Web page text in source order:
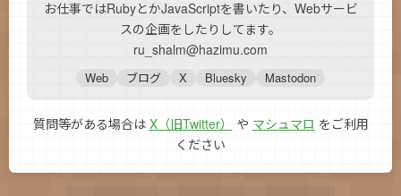
お仕事ではRubyとかJavaScriptを書いたり、Webサービ
スの企画をしたりしてます。
ru_shalm@hazimu.com
Web ブログ X Bluesky Mastodon
質問等がある場合は X（旧Twitter） や マシュマロ をご利用
ください